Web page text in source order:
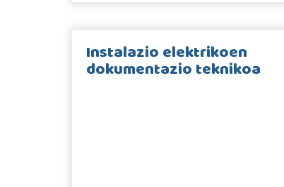
Instalazio elektrikoen
dokumentazio teknikoa